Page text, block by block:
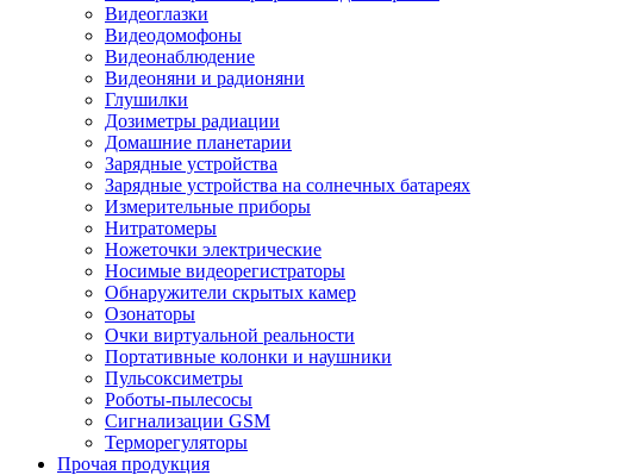
Видеоглазки
Видеодомофоны
Видеонаблюдение
Видеоняни и радионяни
Глушилки
Дозиметры радиации
Домашние планетарии
Зарядные устройства
Зарядные устройства на солнечных батареях
Измерительные приборы
Нитратомеры
Ножеточки электрические
Носимые видеорегистраторы
Обнаружители скрытых камер
Озонаторы
Очки виртуальной реальности
Портативные колонки и наушники
Пульсоксиметры
Роботы-пылесосы
Сигнализации GSM
Терморегуляторы
Прочая продукция